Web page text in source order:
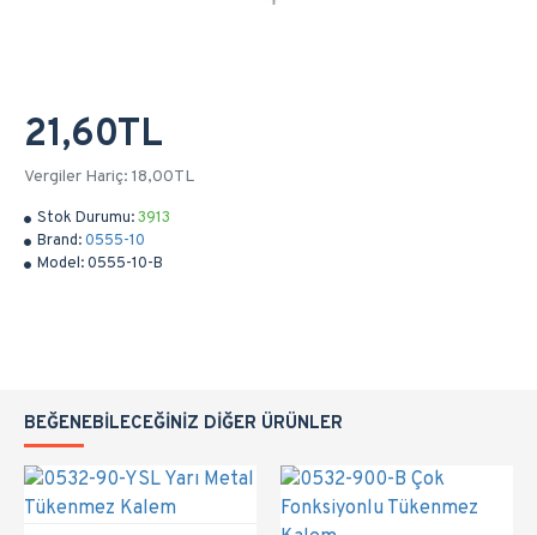
Stok Durumu:3913
Brand:0555-10
Model:0555-10-B
21,60TL
Vergiler Hariç: 18,00TL
BEĞENEBILECEĞINIZ DIĞER ÜRÜNLER